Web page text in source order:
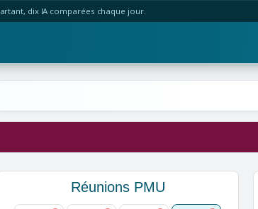
dix IA comparées chaque jour.
Réunions PMU